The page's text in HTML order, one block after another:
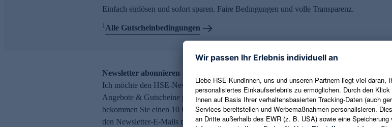
Einfach einlösen und sofort sparen. Faire Bedingungen und volle Transparenz.
1Alle Gutscheinbedingungen
Newsletter abonnieren – 10 € Gutschein erhalten
Ich möchte den HSE-Newsletter abonnieren und aktuelle Trends,
Angebote & Gutscheine per E-Mail erhalten. Als Dankeschön
bekommen Sie einen 10 € Gutschein. Eine Abmeldung ist jederzeit in
den Newsletter-E-Mails möglich.
E-Mail-
Es gelten die